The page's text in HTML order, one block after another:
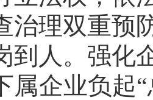
治理双重预
到人。强化
属企业负起